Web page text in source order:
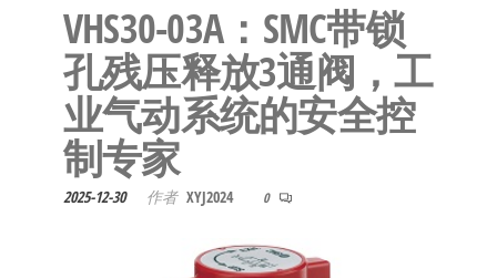
AVENTICS等
品牌气动
元件，超
过88万种
工业自动
化零部
件，正品
保障，全
VHS30-03A：SMC带锁
孔残压释放3通阀，工
业气动系统的安全控
制专家
2025-12-30 作者 XYJ2024 0